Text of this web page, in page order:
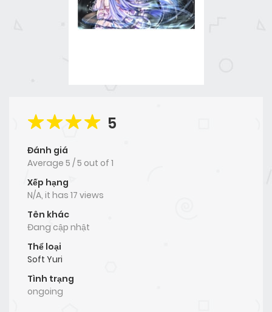
5
Đánh giá
Average 5 /5 out of 1
Xếp hạng
N/A, it has 17 views
Tên khác
Đang cập nhật
Thể loại
Soft Yuri
Tình trạng
ongoing